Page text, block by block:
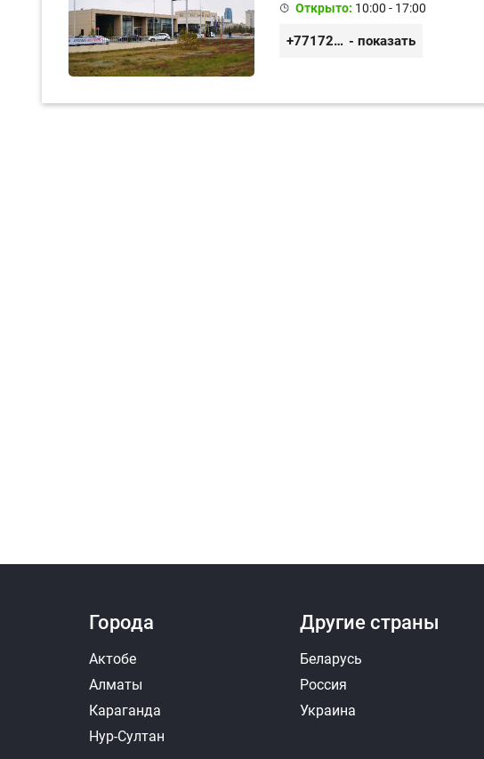
Открыто: 10:00 - 17:00
+77172577474 - показать
Города
Актобе
Алматы
Караганда
Нур-Султан
Другие страны
Беларусь
Россия
Украина